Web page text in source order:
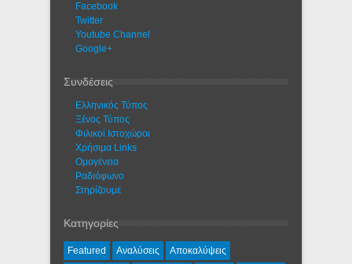
Facebook
Twitter
Youtube Channel
Google+
Συνδέσεις
Ελληνικός Τύπος
Ξένος Τύπος
Φιλικοί Ιστοχώροι
Χρήσιμα Links
Ομογένεια
Ραδιόφωνο
Στηρίζουμε
Κατηγορίες
Featured Αναλύσεις Αποκαλύψεις